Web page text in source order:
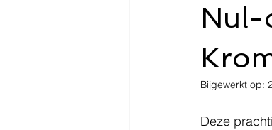
Nul-
Bijgewerkt op:
Deze